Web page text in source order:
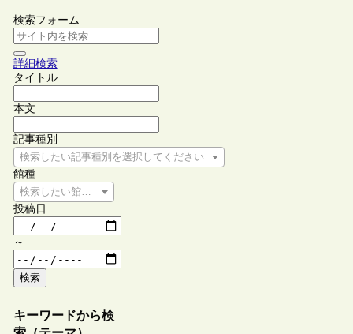
検索フォーム
詳細検索
タイトル
本文
記事種別
検索したい記事種別を選択してください
館種
検索したい館種を選択してください
投稿日
～
検索
キーワードから検